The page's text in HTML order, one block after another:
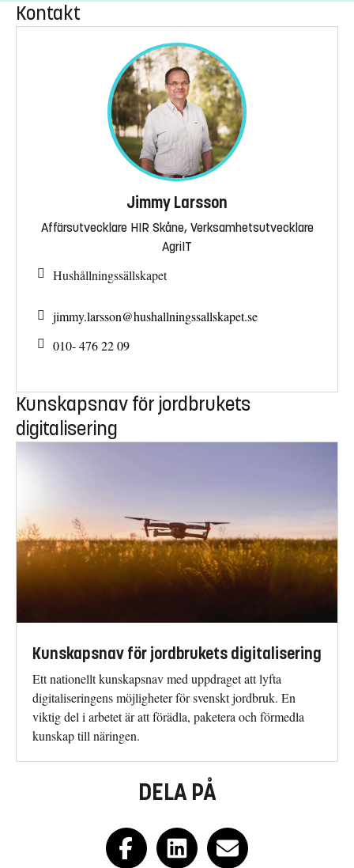
Kontakt
Jimmy Larsson
Affärsutvecklare HIR Skåne, Verksamhetsutvecklare
AgriIT
Hushållningssällskapet
jimmy.larsson@hushallningssallskapet.se
010- 476 22 09
Kunskapsnav för jordbrukets
digitalisering
Kunskapsnav för jordbrukets digitalisering
Ett nationellt kunskapsnav med uppdraget att lyfta
digitaliseringens möjligheter för svenskt jordbruk. En
viktig del i arbetet är att förädla, paketera och förmedla
kunskap till näringen.
DELA PÅ